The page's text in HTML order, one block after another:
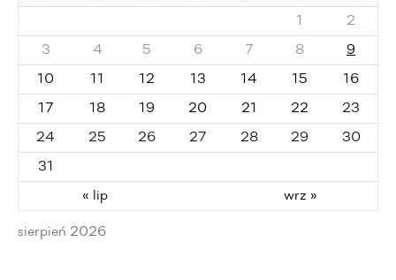
sierpień 2026
1 2
3 4 5 6 7 8 9
10 11 12 13 14 15 16
17 18 19 20 21 22 23
24 25 26 27 28 29 30
31
« lip wrz »